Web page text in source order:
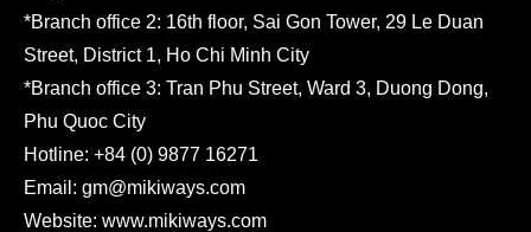
*Branch office 2: 16th floor, Sai Gon Tower, 29 Le Duan
Street, District 1, Ho Chi Minh City
*Branch office 3: Tran Phu Street, Ward 3, Duong Dong,
Phu Quoc City
Hotline: +84 (0) 9877 16271
Email: gm@mikiways.com
Website: www.mikiways.com